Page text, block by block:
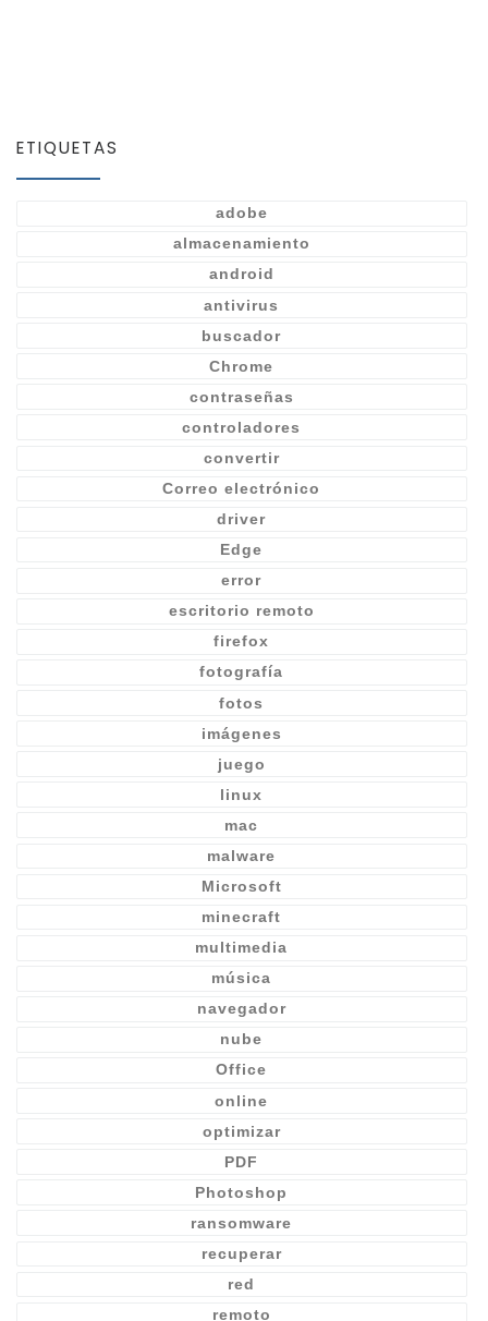
ETIQUETAS
adobe
almacenamiento
android
antivirus
buscador
Chrome
contraseñas
controladores
convertir
Correo electrónico
driver
Edge
error
escritorio remoto
firefox
fotografía
fotos
imágenes
juego
linux
mac
malware
Microsoft
minecraft
multimedia
música
navegador
nube
Office
online
optimizar
PDF
Photoshop
ransomware
recuperar
red
remoto